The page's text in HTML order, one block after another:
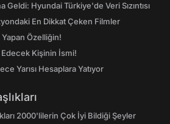
Geldi: Hyundai Türkiye'de Veri Sızıntısı
En Dikkat Çeken Filmler
Yapan Özelliğin!
Edecek Kişinin İsmi!
Yarısı Hesaplara Yatıyor
2000'lilerin Çok İyi Bildiği Şeyler